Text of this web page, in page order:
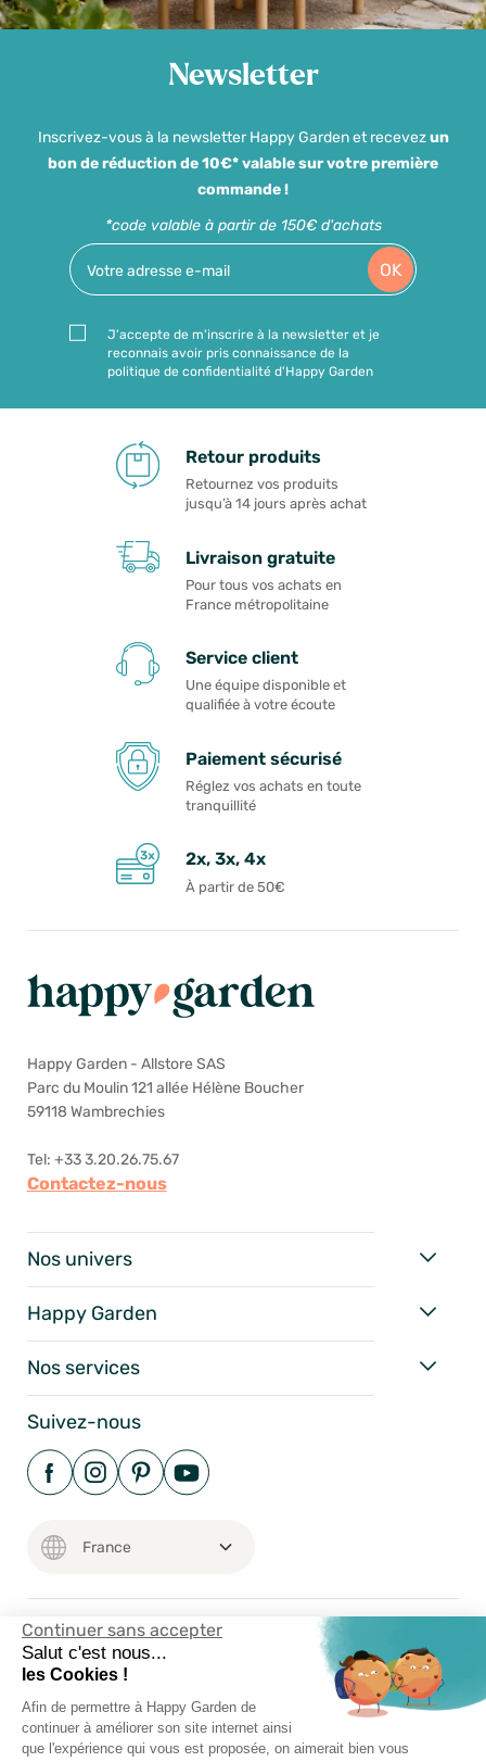
Continuer sans accepter
Salut c'est nous...
les Cookies !
Afin de permettre à Happy Garden de
continuer à améliorer son site internet ainsi
que l'expérience qui vous est proposée, on aimerait bien vous
Newsletter
Inscrivez-vous à la newsletter Happy Garden et recevezun
bon de réduction de 10€* valable sur votre première
commande !
*code valable à partir de 150€ d'achats
OK
J'accepte de m'inscrire à la newsletter et je
reconnais avoir pris connaissance de la
politique de confidentialité d'Happy Garden
Retour produits
Retournez vos produits
jusqu’à 14 jours après achat
Livraison gratuite
Pour tous vos achats en
France métropolitaine
Service client
Une équipe disponible et
qualifiée à votre écoute
Paiement sécurisé
Réglez vos achats en toute
tranquillité
2x, 3x, 4x
À partir de 50€
Happy Garden - Allstore SAS
Parc du Moulin 121 allée Hélène Boucher
59118 Wambrechies
Tel: +33 3.20.26.75.67
Contactez-nous
Nos univers
Happy Garden
Nos services
Suivez-nous
Mentions Légales
Conditions Générales
Vie Privée